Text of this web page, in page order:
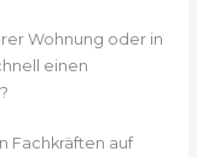
Wohnung oder in
einen
Fachkräften auf